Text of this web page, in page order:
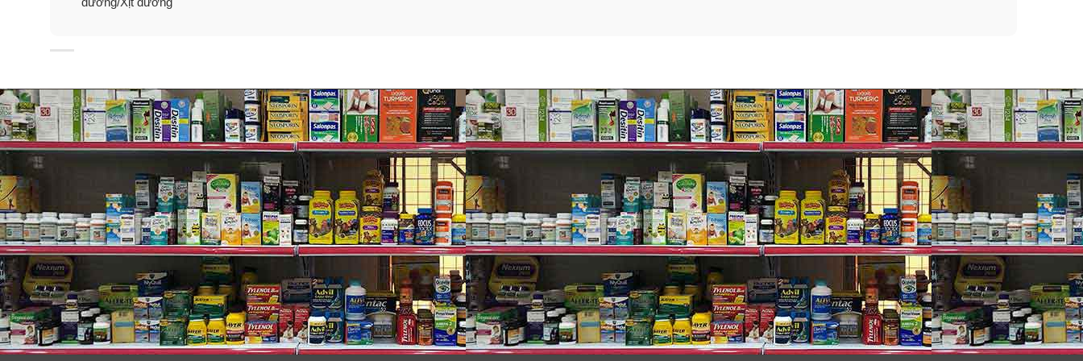
toàn có thể yên tâm.
Công dụng của kem dưỡng nấm trắng Vento Vivere White Truffle Thụy Sĩ hủ màu trắng
✓Làm trắng da an toàn từ trong ra ngoài chỉ sau 28 ngày.
Thay mới làn da từ cấu tạo tế bào từ lớp hạ bì.
✓Chống v.i.ê.m nhiễm, kháng khuẩn cực cao.
✓Se khít lỗ chân lông to.
✓Mang lại làn da bằng phẳng nhờ lắp đầy lỗ hổng do sẹo rỗ li ti.